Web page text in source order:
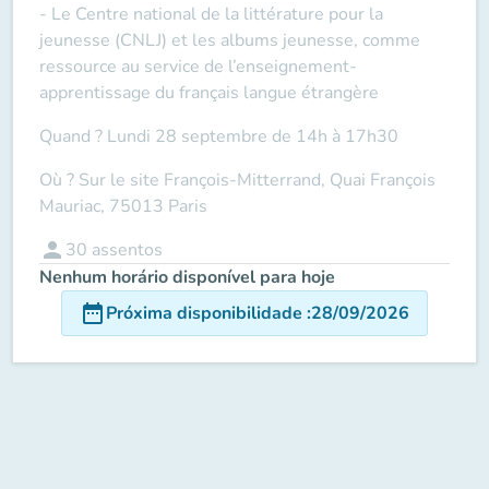
- Le Centre national de la littérature pour la
jeunesse (CNLJ) et les albums jeunesse, comme
ressource au service de l’enseignement-
apprentissage du français langue étrangère
Quand ? Lundi 28 septembre de 14h à 17h30
Où ? Sur le site François-Mitterrand, Quai François
Mauriac, 75013 Paris
person 30 assentos
Nenhum horário disponível para hoje
date_rangePróxima disponibilidade :28/09/2026